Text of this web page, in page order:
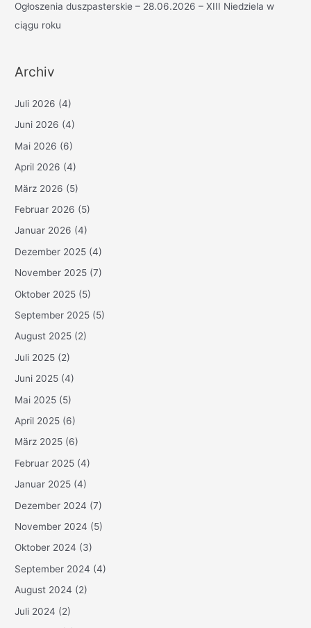
Ogłoszenia duszpasterskie – 28.06.2026 – XIII Niedziela w
ciągu roku
Archiv
Juli 2026 (4)
Juni 2026 (4)
Mai 2026 (6)
April 2026 (4)
März 2026 (5)
Februar 2026 (5)
Januar 2026 (4)
Dezember 2025 (4)
November 2025 (7)
Oktober 2025 (5)
September 2025 (5)
August 2025 (2)
Juli 2025 (2)
Juni 2025 (4)
Mai 2025 (5)
April 2025 (6)
März 2025 (6)
Februar 2025 (4)
Januar 2025 (4)
Dezember 2024 (7)
November 2024 (5)
Oktober 2024 (3)
September 2024 (4)
August 2024 (2)
Juli 2024 (2)